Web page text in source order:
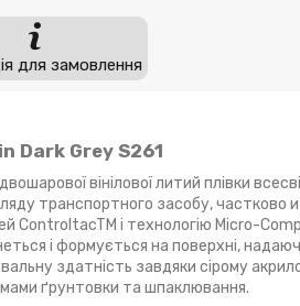
для замовлення
Dark Grey S261
вінілової литий плівки
транспортного засобу, частково
ControltacTM і технологію Micro-
і формується на поверхні,
здатність завдяки сірому
ґрунтовки та шпаклювання.